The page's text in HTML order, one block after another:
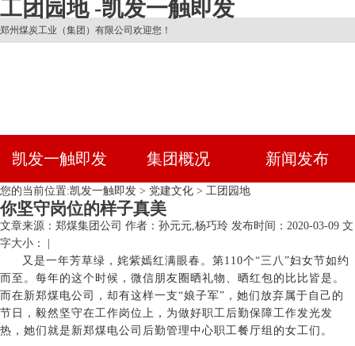
工团园地 -凯发一触即发
郑州煤炭工业（集团）有限公司欢迎您！
凯发一触即发 集团概况 新闻发布
您的当前位置:凯发一触即发 > 党建文化 > 工团园地
你坚守岗位的样子真美
文章来源：郑煤集团公司 作者：孙元元,杨巧玲 发布时间：2020-03-09 文
字大小： |
又是一年芳草绿，姹紫嫣红满眼春。第110个“三八”妇女节如约
而至。每年的这个时候，微信朋友圈晒礼物、晒红包的比比皆是。
而在新郑煤电公司，却有这样一支“娘子军”，她们放弃属于自己的
节日，毅然坚守在工作岗位上，为做好职工后勤保障工作发光发
热，她们就是新郑煤电公司后勤管理中心职工餐厅组的女工们。